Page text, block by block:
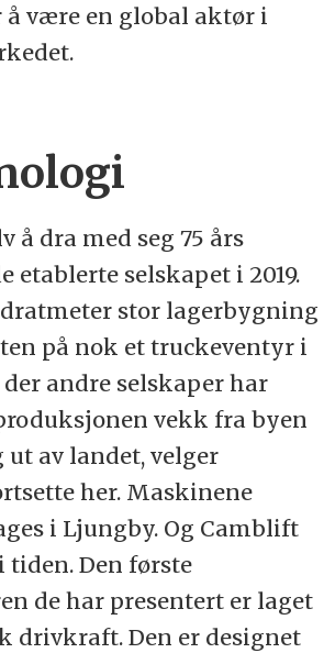
å være en global aktør i
å dra med seg 75 års
etablerte selskapet i 2019.
stor lagerbygning
på nok et truckeventyr i
der andre selskaper har
vekk fra byen
ut av landet, velger
her. Maskinene
i Ljungby. Og Camblift
tiden. Den første
de har presentert er laget
drivkraft. Den er designet